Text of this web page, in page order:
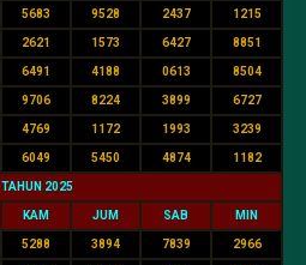
5683 9528 2437 1215
2621 1573 6427 8851
6491 4188 0613 8504
9706 8224 3899 6727
4769 1172 1993 3239
6049 5450 4874 1182
TAHUN 2025
KAM JUM SAB MIN
5288 3894 7839 2966